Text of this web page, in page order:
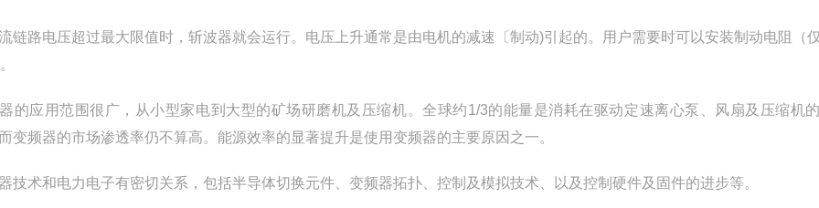
链路电压超过最大限值时，斩波器就会运行。电压上升通常是由电机的减速〔制动)引起的。用户需要时可以安装制动电阻（
的应用范围很广，从小型家电到大型的矿场研磨机及压缩机。全球约1/3的能量是消耗在驱动定速离心泵、风扇及压缩机
变频器的市场渗透率仍不算高。能源效率的显著提升是使用变频器的主要原因之一。
技术和电力电子有密切关系，包括半导体切换元件、变频器拓扑、控制及模拟技术、以及控制硬件及固件的进步等。